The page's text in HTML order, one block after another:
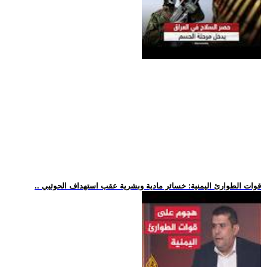
.. قوات الطوارئ اليمنية: خسائر مادية وبشرية عقب استهداف الحوثيي